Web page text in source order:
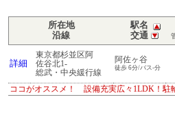
所在地
沿線
駅名
交通
詳細
東京都杉並区阿
佐谷北1-
総武・中央緩行線
阿佐ヶ谷
徒歩 6分/バス-分
ココがオススメ！ 設備充実広々1LDK！駐